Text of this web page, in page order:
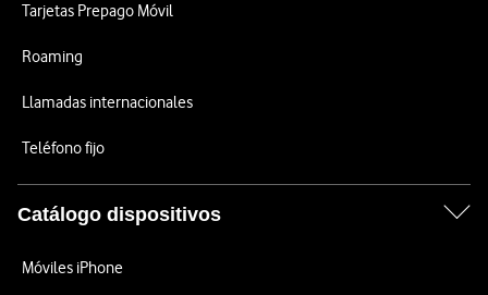
Tarjetas Prepago Móvil
Roaming
Llamadas internacionales
Teléfono fijo
Catálogo dispositivos
Móviles iPhone